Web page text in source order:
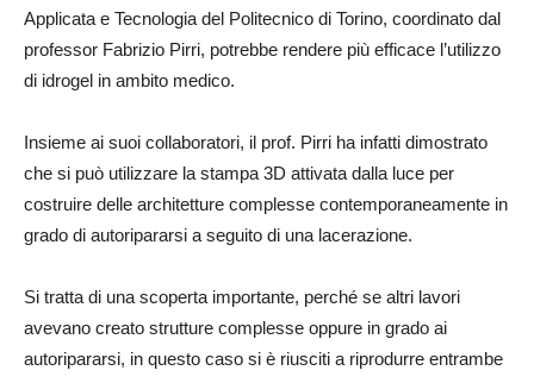
Applicata e Tecnologia del Politecnico di Torino, coordinato dal
professor Fabrizio Pirri, potrebbe rendere più efficace l’utilizzo
di idrogel in ambito medico.
Insieme ai suoi collaboratori, il prof. Pirri ha infatti dimostrato
che si può utilizzare la stampa 3D attivata dalla luce per
costruire delle architetture complesse contemporaneamente in
grado di autoripararsi a seguito di una lacerazione.
Si tratta di una scoperta importante, perché se altri lavori
avevano creato strutture complesse oppure in grado ai
autoripararsi, in questo caso si è riusciti a riprodurre entrambe